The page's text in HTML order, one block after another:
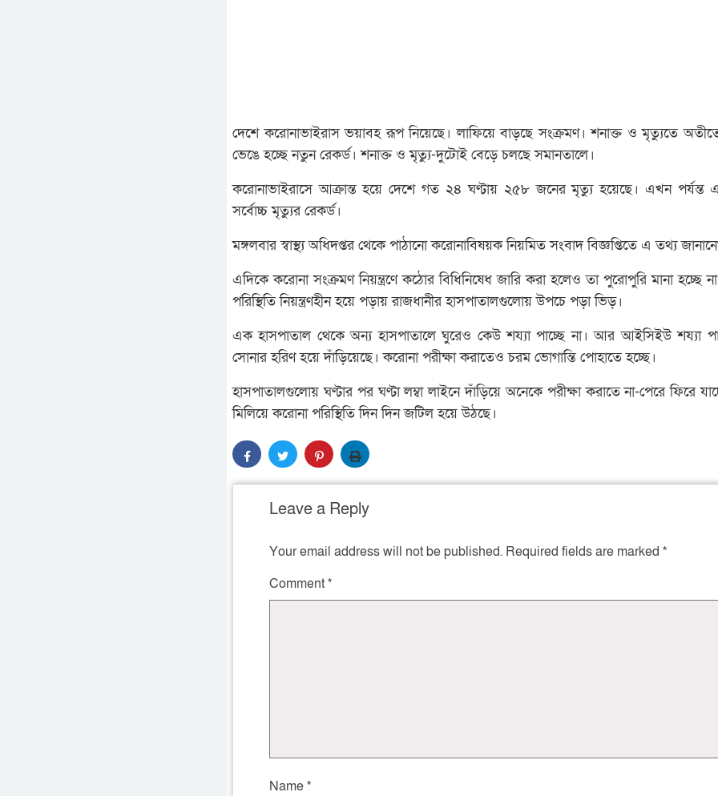
দেশে করোনাভাইরাস ভয়াবহ রূপ নিয়েছে। লাফিয়ে বাড়ছে সংক্রমণ। শনাক্ত ও মৃত্যুতে
ভেঙে হচ্ছে নতুন রেকর্ড। শনাক্ত ও মৃত্যু-দুটোই বেড়ে চলছে সমানতালে।
করোনাভাইরাসে আক্রান্ত হয়ে দেশে গত ২৪ ঘণ্টায় ২৫৮ জনের মৃত্যু হয়েছে। এখন পর্যন্ত
সর্বোচ্চ মৃত্যুর রেকর্ড।
মঙ্গলবার স্বাস্থ্য অধিদপ্তর থেকে পাঠানো করোনাবিষয়ক নিয়মিত সংবাদ বিজ্ঞপ্তিতে এ তথ্য
এদিকে করোনা সংক্রমণ নিয়ন্ত্রণে কঠোর বিধিনিষেধ জারি করা হলেও তা পুরোপুরি মানা হচ্ছে
পরিস্থিতি নিয়ন্ত্রণহীন হয়ে পড়ায় রাজধানীর হাসপাতালগুলোয় উপচে পড়া ভিড়।
এক হাসপাতাল থেকে অন্য হাসপাতালে ঘুরেও কেউ শয্যা পাচ্ছে না। আর আইসিইউ শয্যা
সোনার হরিণ হয়ে দাঁড়িয়েছে। করোনা পরীক্ষা করাতেও চরম ভোগান্তি পোহাতে হচ্ছে।
হাসপাতালগুলোয় ঘণ্টার পর ঘণ্টা লম্বা লাইনে দাঁড়িয়ে অনেকে পরীক্ষা করাতে না-পেরে ফিরে
মিলিয়ে করোনা পরিস্থিতি দিন দিন জটিল হয়ে উঠছে।
Leave a Reply
Your email address will not be published. Required fields are marked *
Comment*
Name*